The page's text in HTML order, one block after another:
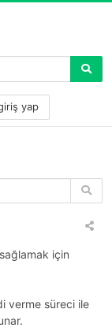
yap
için
verme süreci ile